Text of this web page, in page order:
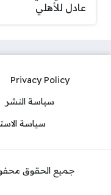
عادل للأهلي
Privacy Policy
سياسة النشر
سياسة
جميع الحقوق